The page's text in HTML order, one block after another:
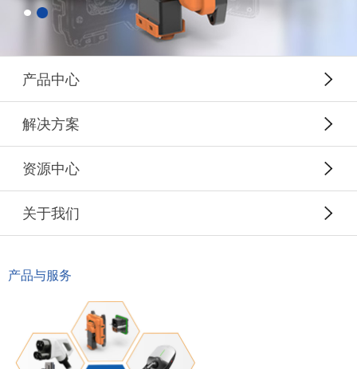
产品中心
解决方案
资源中心
关于我们
产品与服务